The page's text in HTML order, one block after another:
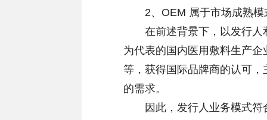
2、OEM 属于市场成熟模
在前述背景下，以发行人
为代表的国内医用敷料生产
等，获得国际品牌商的认可
的需求。
因此，发行人业务模式符